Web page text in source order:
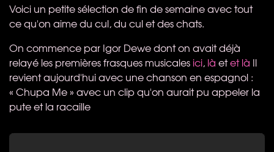
Voici un petite sélection de fin de semaine avec tout
ce qu'on aime du cul, du cul et des chats.
On commence par Igor Dewe dont on avait déjà
relayé les premières frasques musicales ici, là etet là Il
revient aujourd'hui avec une chanson en espagnol :
« Chupa Me » avec un clip qu'on aurait pu appeler la
pute et la racaille